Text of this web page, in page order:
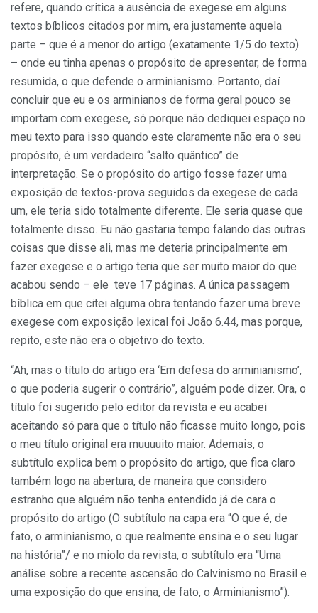
refere, quando critica a ausência de exegese em alguns
textos bíblicos citados por mim, era justamente aquela
parte – que é a menor do artigo (exatamente 1/5 do texto)
– onde eu tinha apenas o propósito de apresentar, de forma
resumida, o que defende o arminianismo. Portanto, daí
concluir que eu e os arminianos de forma geral pouco se
importam com exegese, só porque não dediquei espaço no
meu texto para isso quando este claramente não era o seu
propósito, é um verdadeiro “salto quântico” de
interpretação. Se o propósito do artigo fosse fazer uma
exposição de textos-prova seguidos da exegese de cada
um, ele teria sido totalmente diferente. Ele seria quase que
totalmente disso. Eu não gastaria tempo falando das outras
coisas que disse ali, mas me deteria principalmente em
fazer exegese e o artigo teria que ser muito maior do que
acabou sendo – ele teve 17 páginas. A única passagem
bíblica em que citei alguma obra tentando fazer uma breve
exegese com exposição lexical foi João 6.44, mas porque,
repito, este não era o objetivo do texto.
“Ah, mas o título do artigo era ‘Em defesa do arminianismo’,
o que poderia sugerir o contrário”, alguém pode dizer. Ora, o
título foi sugerido pelo editor da revista e eu acabei
aceitando só para que o título não ficasse muito longo, pois
o meu título original era muuuuito maior. Ademais, o
subtítulo explica bem o propósito do artigo, que fica claro
também logo na abertura, de maneira que considero
estranho que alguém não tenha entendido já de cara o
propósito do artigo (O subtítulo na capa era “O que é, de
fato, o arminianismo, o que realmente ensina e o seu lugar
na história”/ e no miolo da revista, o subtítulo era “Uma
análise sobre a recente ascensão do Calvinismo no Brasil e
uma exposição do que ensina, de fato, o Arminianismo”).